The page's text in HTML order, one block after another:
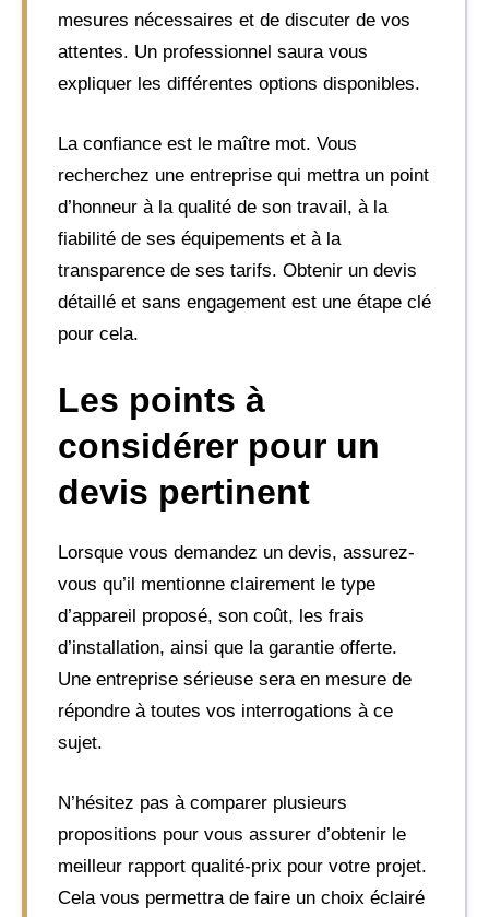
mesures nécessaires et de discuter de vos
attentes. Un professionnel saura vous
expliquer les différentes options disponibles.
La confiance est le maître mot. Vous
recherchez une entreprise qui mettra un point
d’honneur à la qualité de son travail, à la
fiabilité de ses équipements et à la
transparence de ses tarifs. Obtenir un devis
détaillé et sans engagement est une étape clé
pour cela.
Les points à
considérer pour un
devis pertinent
Lorsque vous demandez un devis, assurez-
vous qu’il mentionne clairement le type
d’appareil proposé, son coût, les frais
d’installation, ainsi que la garantie offerte.
Une entreprise sérieuse sera en mesure de
répondre à toutes vos interrogations à ce
sujet.
N’hésitez pas à comparer plusieurs
propositions pour vous assurer d’obtenir le
meilleur rapport qualité-prix pour votre projet.
Cela vous permettra de faire un choix éclairé